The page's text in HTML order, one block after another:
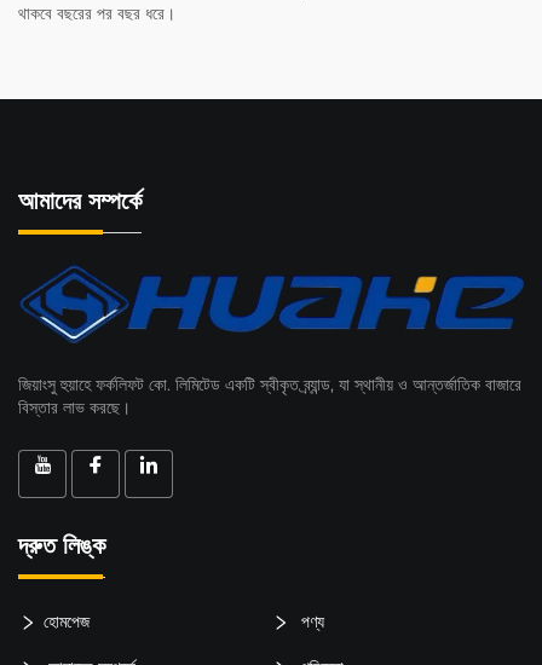
থাকবে বছরের পর বছর ধরে।
আমাদের সম্পর্কে
জিয়াংসু হুয়াহে ফর্কলিফট কো. লিমিটেড একটি স্বীকৃত ব্র্যান্ড, যা স্থানীয় ও আন্তর্জাতিক বাজারে
বিস্তার লাভ করছে।
দ্রুত লিঙ্ক
হোমপেজ পণ্য